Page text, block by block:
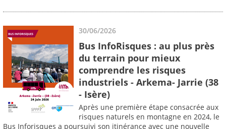
30/06/2026
Bus InfoRisques : au plus près
du terrain pour mieux
comprendre les risques
industriels - Arkema- Jarrie (38
- Isère)
Après une première étape consacrée aux
risques naturels en montagne en 2024, le
Bus Inforisques a poursuivi son itinérance avec une nouvelle